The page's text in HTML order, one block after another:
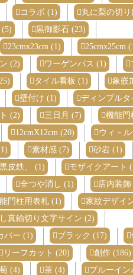
コラボ (1)
丸に梨の切り
黒御影石 (23)
23cmx23cm (1)
25cmx25cm
(2) ワーゲンバス (1)
タイル看板 (1)
象嵌
壁付け (1)
ディンプルタ
(2) 三日月 (7)
機能門
12cmX12cm (20)
ウィ－
素材感 (7) 砂岩 (1)
黒皮鉄、 (1)
モザイクアート
全つや消し (1)
店内装飾
門柱用表札 (1)
家紋デザイ
真鍮切り文字サイン (2)
バー (1) ブラック (17)
リーフカット (20)
創作 (186)
(4) 茶 (4)
ブルーイン